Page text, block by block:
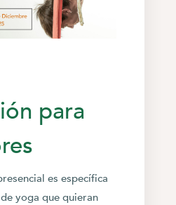
para
es específica
yoga que quieran